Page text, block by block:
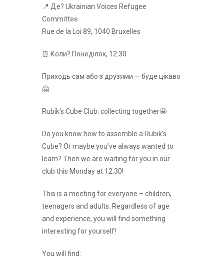
📍 Де? Ukrainian Voices Refugee
Committee
Rue de la Loi 89, 1040 Bruxelles
⏰ Коли? Понеділок, 12:30
Приходь сам або з друзями — буде цікаво
🤗
Rubik’s Cube Club: collecting together🤩
Do you know how to assemble a Rubik’s
Cube? Or maybe you’ve always wanted to
learn? Then we are waiting for you in our
club this Monday at 12:30!
This is a meeting for everyone – children,
teenagers and adults. Regardless of age
and experience, you will find something
interesting for yourself!
You will find: